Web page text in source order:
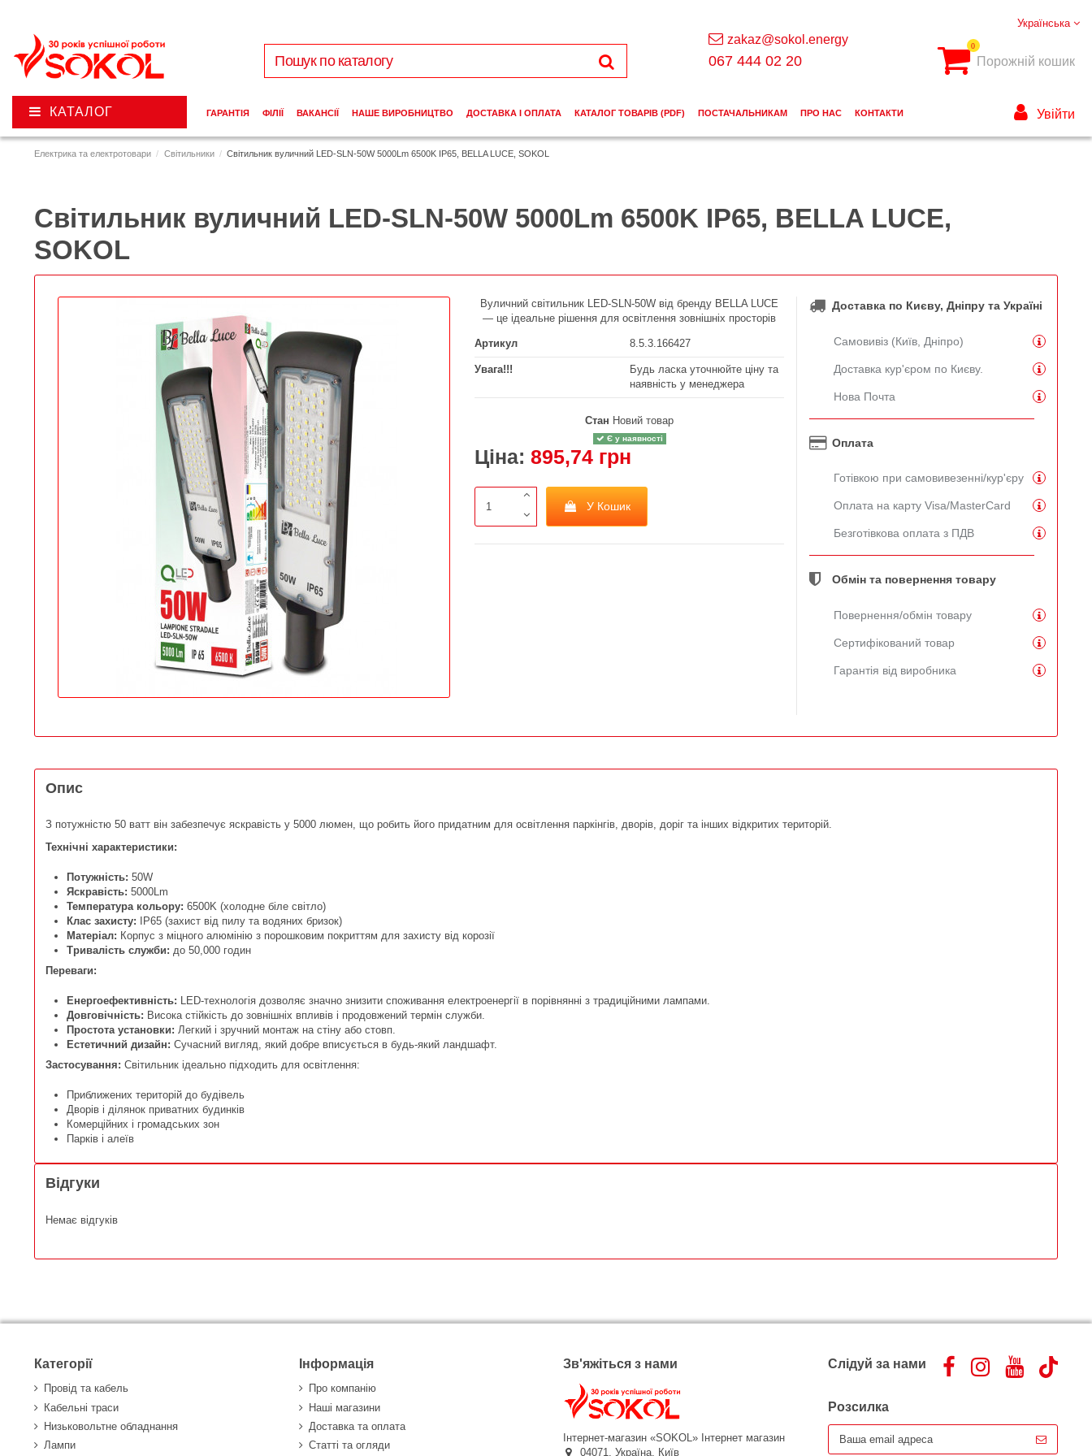
Електрика та електротовари Світильники Світильник вуличний LED-SLN-50W 5000Lm 6500K IP65, BELLA LUCE, SOKOL
Світильник вуличний LED-SLN-50W 5000Lm 6500K IP65, BELLA LUCE,
SOKOL
Вуличний світильник LED-SLN-50W від бренду BELLA LUCE
— це ідеальне рішення для освітлення зовнішніх просторів
Артикул 8.5.3.166427
Увага!!!
Будь ласка уточнюйте ціну та
наявність у менеджера
Стан Новий товар
Є у наявності
Ціна: 895,74 грн
У Кошик
Доставка по Києву, Дніпру та Україні
Самовивіз (Київ, Дніпро)
Доставка кур'єром по Києву.
Нова Почта
Оплата
Готівкою при самовивезенні/кур'єру
Оплата на карту Visa/MasterCard
Безготівкова оплата з ПДВ
Обмін та повернення товару
Повернення/обмін товару
Сертифікований товар
Гарантія від виробника
Опис
З потужністю 50 ватт він забезпечує яскравість у 5000 люмен, що робить його придатним для освітлення паркінгів, дворів, доріг та інших відкритих територій.
Технічні характеристики:
Потужність: 50W
Яскравість: 5000Lm
Температура кольору: 6500K (холодне біле світло)
Клас захисту: IP65 (захист від пилу та водяних бризок)
Матеріал: Корпус з міцного алюмінію з порошковим покриттям для захисту від корозії
Тривалість служби: до 50,000 годин
Переваги:
Енергоефективність: LED-технологія дозволяє значно знизити споживання електроенергії в порівнянні з традиційними лампами.
Довговічність: Висока стійкість до зовнішніх впливів і продовжений термін служби.
Простота установки: Легкий і зручний монтаж на стіну або стовп.
Естетичний дизайн: Сучасний вигляд, який добре вписується в будь-який ландшафт.
Застосування: Світильник ідеально підходить для освітлення:
Приближених територій до будівель
Дворів і ділянок приватних будинків
Комерційних і громадських зон
Парків і алеїв
Відгуки
Немає відгуків
Українська
zakaz@sokol.energy
067 444 02 20
0
Порожній кошик
КАТАЛОГ ГАРАНТІЯ ФІЛІЇ ВАКАНСІЇ НАШЕ ВИРОБНИЦТВО ДОСТАВКА І ОПЛАТА КАТАЛОГ ТОВАРІВ (PDF) ПОСТАЧАЛЬНИКАМ ПРО НАС КОНТАКТИ Увійти
Категорії
Провід та кабель
Кабельні траси
Низьковольтне обладнання
Лампи
Інформація
Про компанію
Наші магазини
Доставка та оплата
Статті та огляди
Зв'яжіться з нами
Інтернет-магазин «SOKOL» Інтернет магазин
04071,Україна, Київ
Слідуй за нами
Розсилка